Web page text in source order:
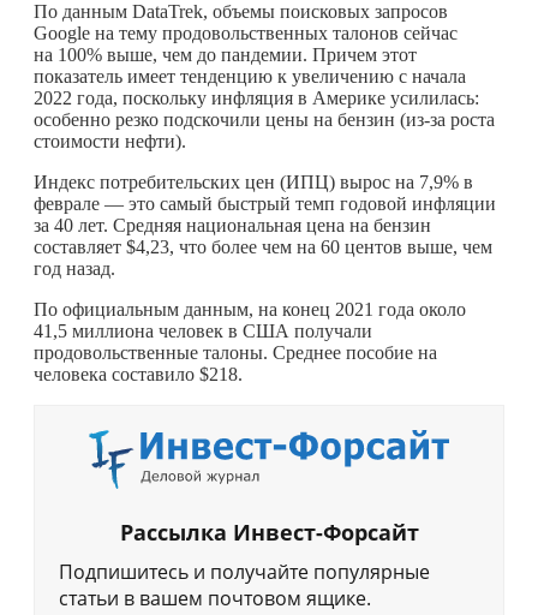
По данным DataTrek, объемы поисковых запросов
Google на тему продовольственных талонов сейчас
на 100% выше, чем до пандемии. Причем этот
показатель имеет тенденцию к увеличению с начала
2022 года, поскольку инфляция в Америке усилилась:
особенно резко подскочили цены на бензин (из-за роста
стоимости нефти).
Индекс потребительских цен (ИПЦ) вырос на 7,9% в
феврале — это самый быстрый темп годовой инфляции
за 40 лет. Средняя национальная цена на бензин
составляет $4,23, что более чем на 60 центов выше, чем
год назад.
По официальным данным, на конец 2021 года около
41,5 миллиона человек в США получали
продовольственные талоны. Среднее пособие на
человека составило $218.
Рассылка Инвест-Форсайт
Подпишитесь и получайте популярные
статьи в вашем почтовом ящике.